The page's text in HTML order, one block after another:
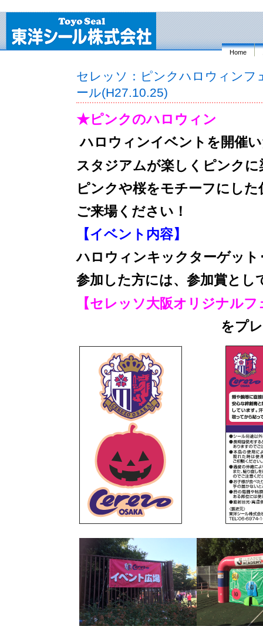
Home
セレッソ：ピンクハロウィンフ
ール(H27.10.25)
★ピンクのハロウィン
ハロウィンイベントを開催
スタジアムが楽しくピンク
ピンクや桜をモチーフにした
ご来場ください！
【イベント内容】
ハロウィンキックターゲット
参加した方には、参加賞とし
【セレッソ大阪オリジナル
をプレゼン